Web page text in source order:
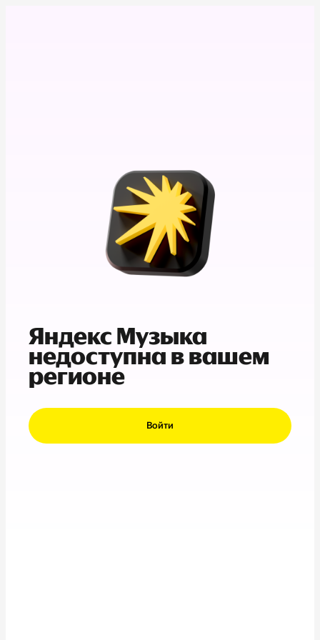
Яндекс Музыка
недоступна в вашем
регионе
Войти